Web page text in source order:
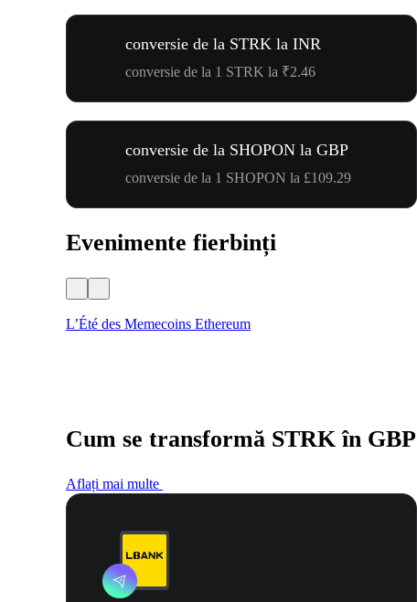
conversie de la STRK la INR
conversie de la 1 STRK la ₹2.46
conversie de la SHOPON la GBP
conversie de la 1 SHOPON la £109.29
Evenimente fierbinți
L’Été des Memecoins Ethereum
Cum se transformă STRK în GBP
Aflați mai multe